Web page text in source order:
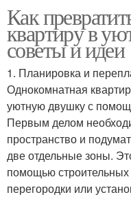
Как
квартиру в
советы и идеи
1. Планировка и
Однокомнатная
уютную двушку с
Первым делом
пространство и
две отдельные зоны.
помощью строительных
перегородки или